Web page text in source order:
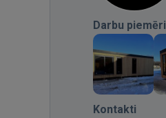
Darbu piemēri
Kontakti